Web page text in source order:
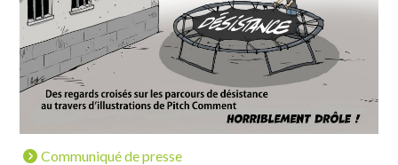
Communiqué de presse